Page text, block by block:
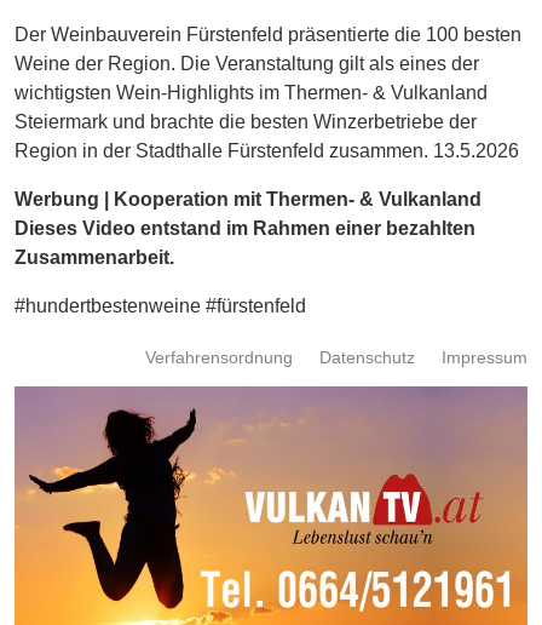
Schnöll
gfrogt
Zonen
Der Weinbauverein Fürstenfeld präsentierte die 100 besten
Weine der Region. Die Veranstaltung gilt als eines der
wichtigsten Wein-Highlights im Thermen- & Vulkanland
Steiermark und brachte die besten Winzerbetriebe der
Region in der Stadthalle Fürstenfeld zusammen. 13.5.2026
Werbung | Kooperation mit Thermen- & Vulkanland
Dieses Video entstand im Rahmen einer bezahlten
Zusammenarbeit.
#hundertbestenweine #fürstenfeld
Impressum
Datenschutz
Verfahrensordnung